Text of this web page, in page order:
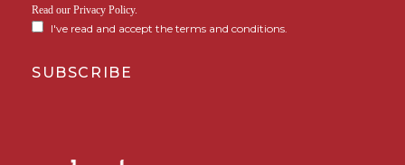
Read our Privacy Policy.
I've read and accept the terms and conditions.